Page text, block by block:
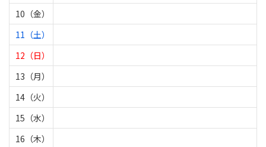
10（金）
11（土）
12（日）
13（月）
14（火）
15（水）
16（木）